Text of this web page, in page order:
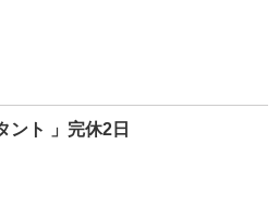
ント 」完休2日